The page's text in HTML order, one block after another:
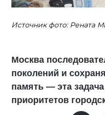
Источник фото: Рената
Москва
поколений и
память — эта
приоритетов